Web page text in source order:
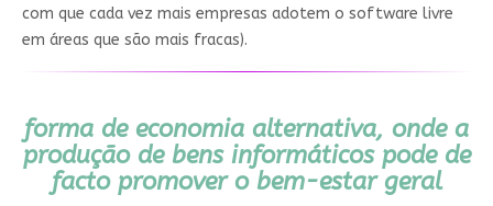
com que cada vez mais empresas adotem o software livre
em áreas que são mais fracas).
forma de economia alternativa, onde a
produção de bens informáticos pode de
facto promover o bem-estar geral